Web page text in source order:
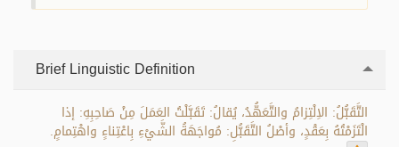
Brief Linguistic Definition
التَّقَبُّلُ: الاِلْتِزامُ والتَّعَهُّدُ، يُقالُ: تَقَبَّلْتُ العَمَلَ مِنْ صَاحِبِهِ: إذا
الْتَزَمْتُهُ بِعَقْدٍ، وأصْلُ التَّقَبُّلِ: مُواجَهَةُ الشَّيْءِ بِاعْتِناءٍ واهْتِمامٍ.